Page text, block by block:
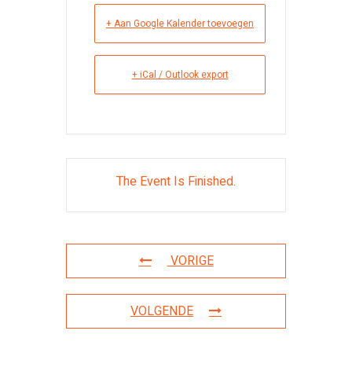
+ Aan Google Kalender toevoegen
+ iCal / Outlook export
The Event Is Finished.
VORIGE
VOLGENDE